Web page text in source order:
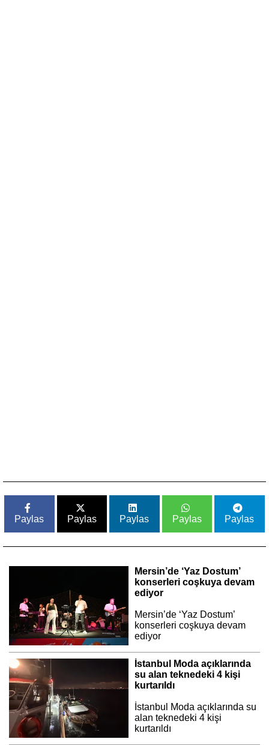
Paylas Paylas Paylas Paylas Paylas
Mersin’de ‘Yaz Dostum’
konserleri coşkuya devam
ediyor
Mersin’de ‘Yaz Dostum’
konserleri coşkuya devam
ediyor
İstanbul Moda açıklarında
su alan teknedeki 4 kişi
kurtarıldı
İstanbul Moda açıklarında su
alan teknedeki 4 kişi
kurtarıldı